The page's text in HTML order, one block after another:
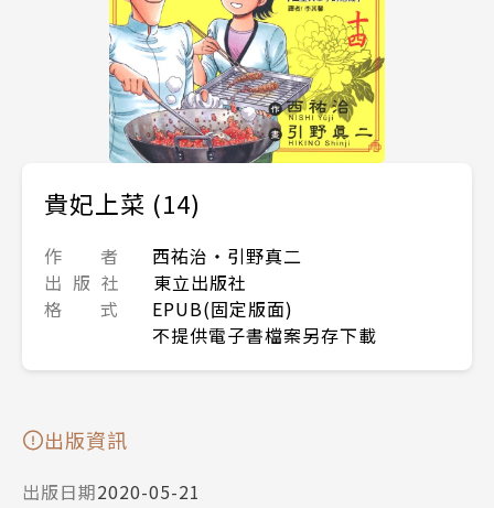
貴妃上菜 (14)
作 者
西祐治‧引野真二
出 版 社
東立出版社
格 式
EPUB(固定版面)
不提供電子書檔案另存下載
出版資訊
出版日期2020-05-21